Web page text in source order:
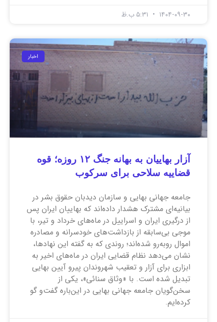
۱۴۰۴-۰۹-۳۰
اخبار
آزار بهاییان به بهانه جنگ ۱۲ روزه؛ قوه
قضاییه سلاحی برای سرکوب
جامعه جهانی بهایی و سازمان دیدبان حقوق بشر در
بیانیه‌ای مشترک هشدار داده‌اند که بهاییان ایران پس
از درگیری ایران و اسراییل در ماه‌های خرداد و تیر، با
موجی بی‌سابقه از بازداشت‌های خودسرانه و مصادره
اموال روبه‌رو شده‌اند؛ روندی که به گفته این نهاد‌ها،
نشان می‌دهد نظام قضایی ایران در ماه‌های اخیر به
ابزاری برای آزار و تعقیب شهروندان پیرو آیین بهایی
تبدیل شده است. با «وثاق سنائی»، یکی از
سخن‌گویان جامعه جهانی بهایی در این‌باره گفت‌و گو
کرده‌ایم.